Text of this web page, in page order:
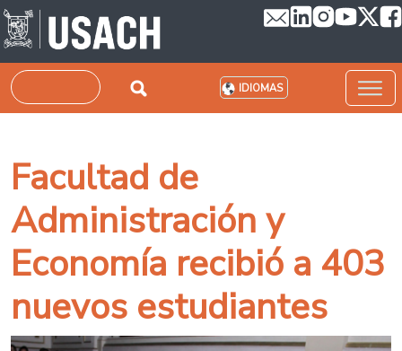
Pasar al contenido principal
Buscar IDIOMAS
Facultad de
Administración y
Economía recibió a 403
nuevos estudiantes